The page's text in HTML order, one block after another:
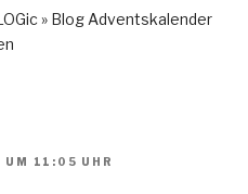
» Blog Adventskalender
11:05 UHR